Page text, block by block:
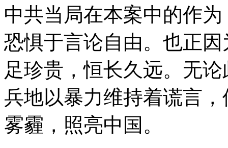
中共当局在本案中的作
恐惧于言论自由。也正
足珍贵，恒长久远。无
兵地以暴力维持着谎言
雾霾，照亮中国。